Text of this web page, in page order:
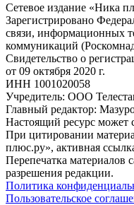
Сетевое издание «Ника
Зарегистрировано
связи, информационных
коммуникаций
Свидетельство о
от 09 октября 2020 г.
ИНН 1001020058
Учредитель: ООО
Главный редактор:
Настоящий ресурс может
При цитировании
плюс.ру», активная
Перепечатка материалов
разрешения редакции.
Политика
Пользовательское